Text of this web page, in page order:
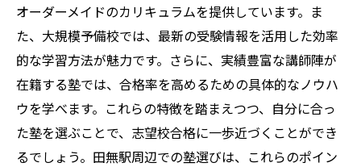
オーダーメイドのカリキュラムを提供しています。ま
た、大規模予備校では、最新の受験情報を活用した効率
的な学習方法が魅力です。さらに、実績豊富な講師陣が
在籍する塾では、合格率を高めるための具体的なノウハ
ウを学べます。これらの特徴を踏まえつつ、自分に合っ
た塾を選ぶことで、志望校合格に一歩近づくことができ
るでしょう。田無駅周辺での塾選びは、これらのポイン